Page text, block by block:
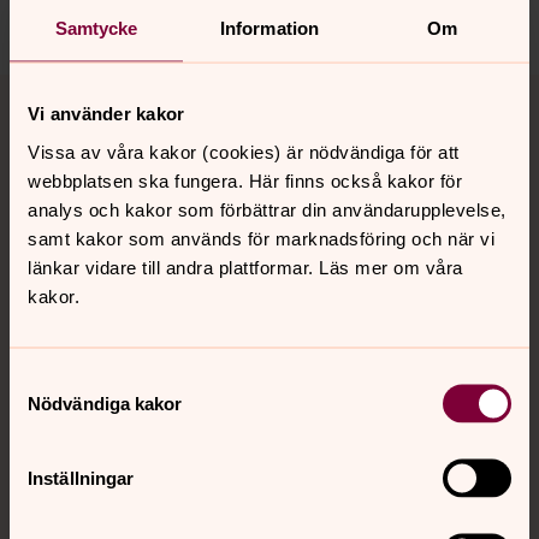
Samtycke Information Om
Vi använder kakor
Vissa av våra kakor (cookies) är nödvändiga för att
webbplatsen ska fungera. Här finns också kakor för
analys och kakor som förbättrar din användarupplevelse,
samt kakor som används för marknadsföring och när vi
länkar vidare till andra plattformar. Läs mer om våra
kakor.
Nödvändiga kakor
Inställningar
Kontakt
Kalender
Sociala kanaler